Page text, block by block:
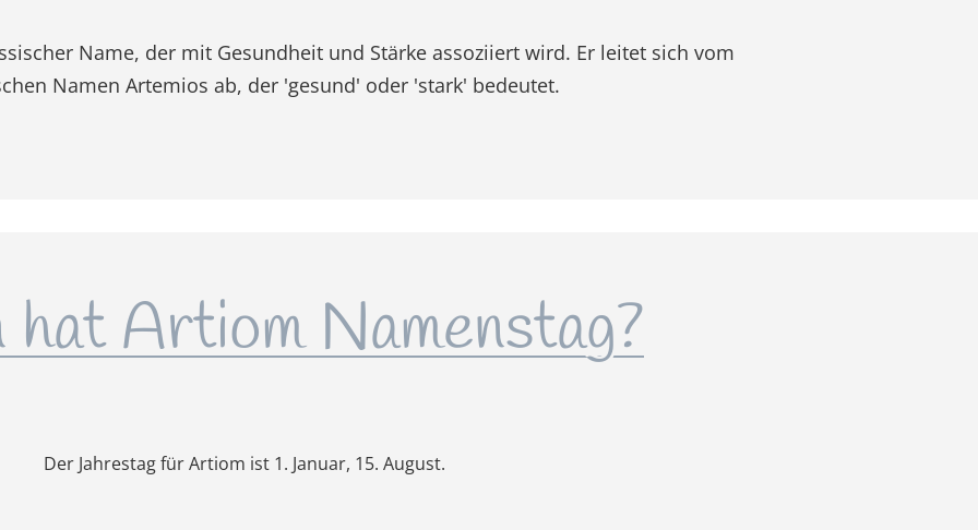
Name, der mit Gesundheit und Stärke assoziiert wird. Er leitet sich vom
Namen Artemios ab, der 'gesund' oder 'stark' bedeutet.
Artiom Namenstag?
Der Jahrestag für Artiom ist 1. Januar, 15. August.